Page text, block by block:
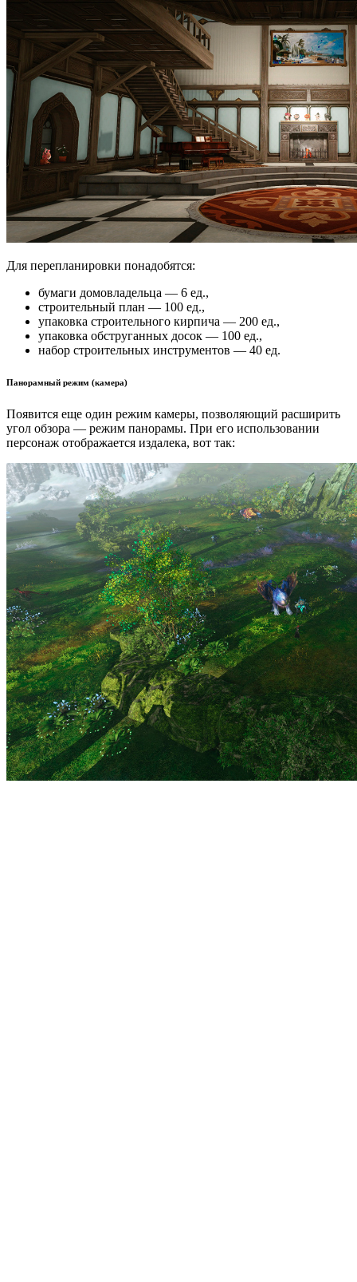
Для перепланировки понадобятся:
бумаги домовладельца — 6 ед.,
строительный план — 100 ед.,
упаковка строительного кирпича — 200 ед.,
упаковка обструганных досок — 100 ед.,
набор строительных инструментов — 40 ед.
Панорамный режим (камера)
Появится еще один режим камеры, позволяющий расширить
угол обзора — режим панорамы. При его использовании
персонаж отображается издалека, вот так: